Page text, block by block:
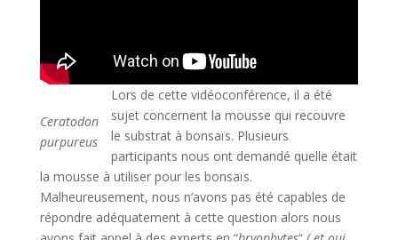
Ceratodon
purpureus
Lors de cette vidéoconférence, il a été
sujet concernent la mousse qui recouvre
le substrat à bonsaïs. Plusieurs
participants nous ont demandé quelle était
la mousse à utiliser pour les bonsaïs.
Malheureusement, nous n’avons pas été capables de
répondre adéquatement à cette question alors nous